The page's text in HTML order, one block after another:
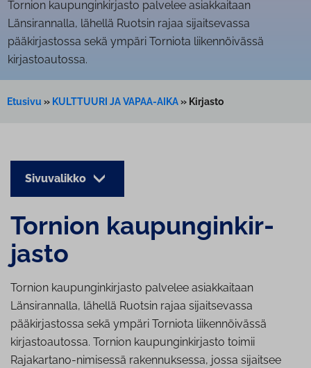
Tornion kaupunginkirjasto palvelee asiakkaitaan
Länsirannalla, lähellä Ruotsin rajaa sijaitsevassa
pääkirjastossa sekä ympäri Torniota liikennöivässä
kirjastoautossa.
Etusivu » KULTTUURI JA VAPAA-AIKA» Kirjasto
Sivuvalikko
Tornion kau­pun­gin­kir­
jas­to
Tornion kaupunginkirjasto palvelee asiakkaitaan
Länsirannalla, lähellä Ruotsin rajaa sijaitsevassa
pääkirjastossa sekä ympäri Torniota liikennöivässä
kirjastoautossa. Tornion kaupunginkirjasto toimii
Rajakartano-nimisessä rakennuksessa, jossa sijaitsee